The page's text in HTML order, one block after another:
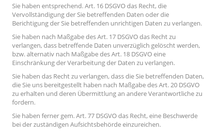
Sie haben entsprechend. Art. 16 DSGVO das Recht, die
Vervollständigung der Sie betreffenden Daten oder die
Berichtigung der Sie betreffenden unrichtigen Daten zu verlangen.
Sie haben nach Maßgabe des Art. 17 DSGVO das Recht zu
verlangen, dass betreffende Daten unverzüglich gelöscht werden,
bzw. alternativ nach Maßgabe des Art. 18 DSGVO eine
Einschränkung der Verarbeitung der Daten zu verlangen.
Sie haben das Recht zu verlangen, dass die Sie betreffenden Daten,
die Sie uns bereitgestellt haben nach Maßgabe des Art. 20 DSGVO
zu erhalten und deren Übermittlung an andere Verantwortliche zu
fordern.
Sie haben ferner gem. Art. 77 DSGVO das Recht, eine Beschwerde
bei der zuständigen Aufsichtsbehörde einzureichen.